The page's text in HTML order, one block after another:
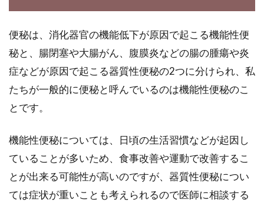
がります。健康な人は、空腹時と満腹時では血
糖値の値...
月経は将来の妊娠や出産をするため、女性にと
っては必要なものではありますが、毎月のこと
なので憂鬱に...
便秘は、消化器官の機能低下が原因で起こる機能性便
秘と、腸閉塞や大腸がん、腹膜炎などの腸の腫瘍や炎
症などが原因で起こる器質性便秘の2つに分けられ、私
たちが一般的に便秘と呼んでいるのは機能性便秘のこ
とです。
機能性便秘については、日頃の生活習慣などが起因し
ていることが多いため、食事改善や運動で改善するこ
とが出来る可能性が高いのですが、器質性便秘につい
ては症状が重いことも考えられるので医師に相談する